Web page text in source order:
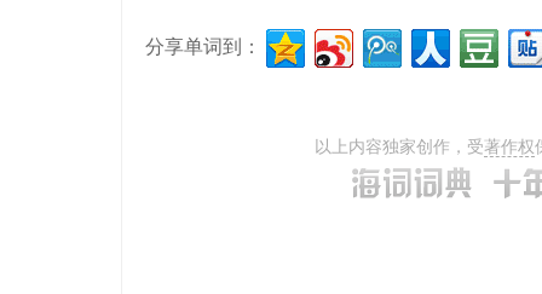
分享单词到：
以上内容独家创作，受著作权